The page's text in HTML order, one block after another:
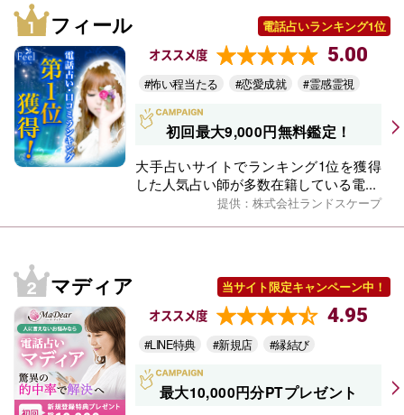
フィール 電話占いランキング1位
オススメ度 5.00
#怖い程当たる #恋愛成就 #霊感霊視
初回最大9,000円無料鑑定！
大手占いサイトでランキング1位を獲得
した人気占い師が多数在籍している電...
提供：株式会社ランドスケープ
マディア 当サイト限定キャンペーン中！
オススメ度 4.95
#LINE特典 #新規店 #縁結び
最大10,000円分PTプレゼント